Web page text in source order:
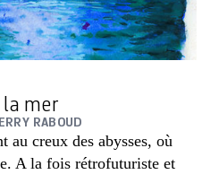
la mer
RABOUD
au creux des abysses, où
A la fois rétrofuturiste et